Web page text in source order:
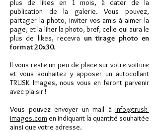
plus de likes en 1 mois, à dater de la
publication de la galerie. Vous pouvez,
partager la photo, inviter vos amis à aimer la
page, et la liker la photo, bref, celle qui aura le
plus de likes, recevra un tirage photo en
format 20x30.
Il vous reste un peu de place sur votre voiture
et vous souhaitez y apposer un autocollant
TRUSK Images, nous vous en feront parvenir
avec plaisir !
Vous pouvez envoyer un mail à info@trusk-
images.com en indiquant la quantité souhaitée
ainsi que votre adresse.